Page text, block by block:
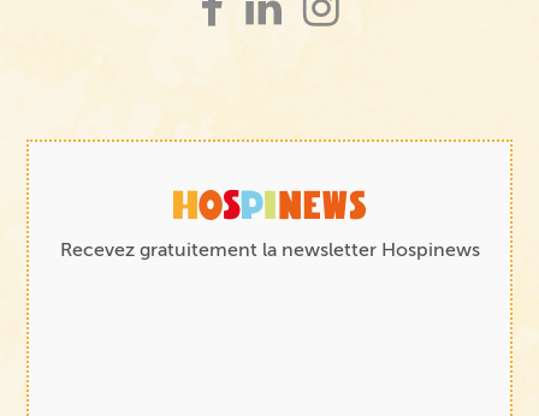
Recevez gratuitement la newsletter Hospinews